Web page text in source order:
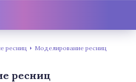
ресниц Моделирование ресниц
ресниц